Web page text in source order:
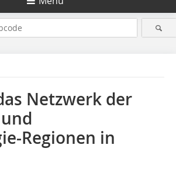
Netzwerk der
Regionen in